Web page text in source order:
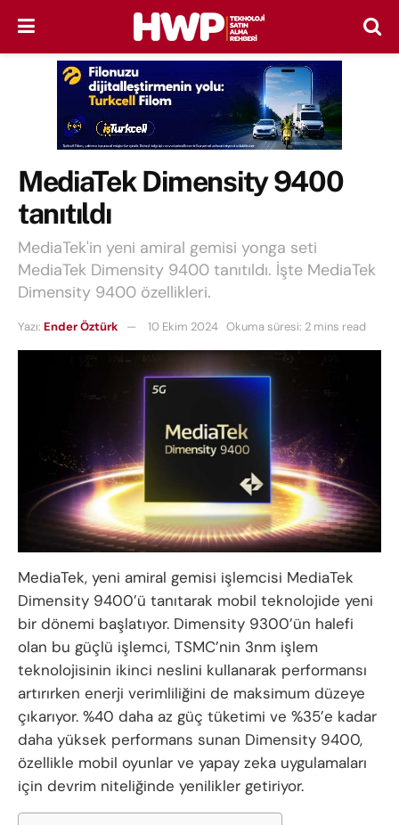
MediaTek Dimensity 9400
tanıtıldı
MediaTek'in yeni amiral gemisi yonga seti
MediaTek Dimensity 9400 tanıtıldı. İşte MediaTek
Dimensity 9400 özellikleri.
Yazı: Ender Öztürk 10 Ekim 2024 Okuma süresi: 2 mins read
MediaTek, yeni amiral gemisi işlemcisi MediaTek
Dimensity 9400’ü tanıtarak mobil teknolojide yeni
bir dönemi başlatıyor. Dimensity 9300’ün halefi
olan bu güçlü işlemci, TSMC’nin 3nm işlem
teknolojisinin ikinci neslini kullanarak performansı
artırırken enerji verimliliğini de maksimum düzeye
çıkarıyor. %40 daha az güç tüketimi ve %35’e kadar
daha yüksek performans sunan Dimensity 9400,
özellikle mobil oyunlar ve yapay zeka uygulamaları
için devrim niteliğinde yenilikler getiriyor.